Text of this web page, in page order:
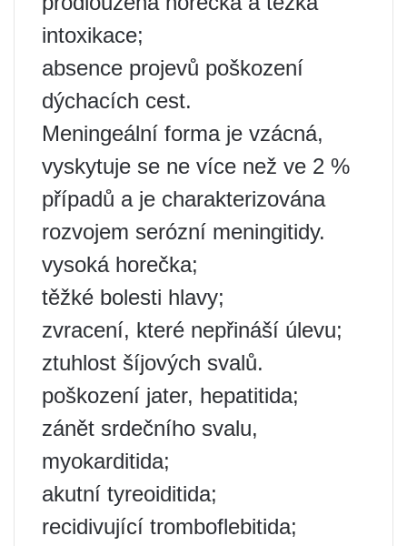
intoxikace;
absence projevů poškození
dýchacích cest.
Meningeální forma je vzácná,
vyskytuje se ne více než ve 2 %
případů a je charakterizována
rozvojem serózní meningitidy.
vysoká horečka;
těžké bolesti hlavy;
zvracení, které nepřináší úlevu;
ztuhlost šíjových svalů.
poškození jater, hepatitida;
zánět srdečního svalu,
myokarditida;
akutní tyreoiditida;
recidivující tromboflebitida;